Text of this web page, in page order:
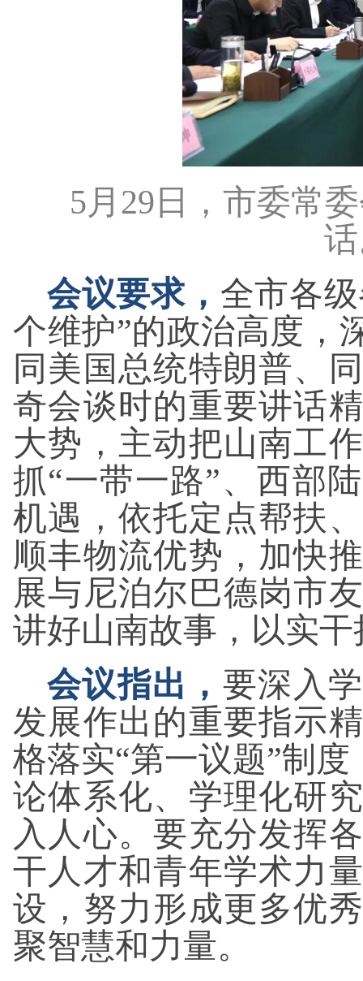
5月29日，市委常
会议要求， 全市各
个维护”的政治高度，
同美国总统特朗普、
奇会谈时的重要讲话
大势，主动把山南工
抓“一带一路”、西部
机遇，依托定点帮扶
顺丰物流优势，加快
展与尼泊尔巴德岗市
讲好山南故事，以实
会议指出， 要深入
发展作出的重要指示
格落实“第一议题”制
论体系化、学理化研
入人心。要充分发挥
干人才和青年学术力
设，努力形成更多优
聚智慧和力量。